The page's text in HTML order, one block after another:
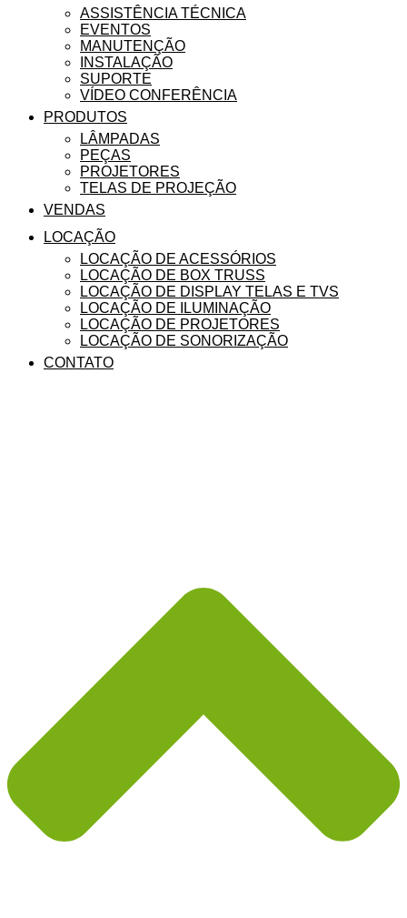
ASSISTÊNCIA TÉCNICA
EVENTOS
MANUTENÇÃO
INSTALAÇÃO
SUPORTE
VÍDEO CONFERÊNCIA
PRODUTOS
LÂMPADAS
PEÇAS
PROJETORES
TELAS DE PROJEÇÃO
VENDAS
LOCAÇÃO
LOCAÇÃO DE ACESSÓRIOS
LOCAÇÃO DE BOX TRUSS
LOCAÇÃO DE DISPLAY TELAS E TVS
LOCAÇÃO DE ILUMINAÇÃO
LOCAÇÃO DE PROJETORES
LOCAÇÃO DE SONORIZAÇÃO
CONTATO